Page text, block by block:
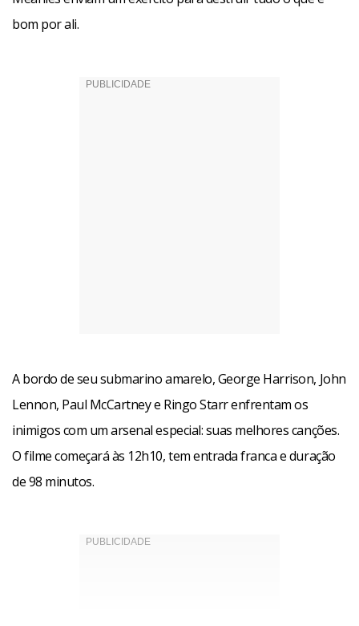
bom por ali.
A bordo de seu submarino amarelo, George Harrison, John
Lennon, Paul McCartney e Ringo Starr enfrentam os
inimigos com um arsenal especial: suas melhores canções.
O filme começará às 12h10, tem entrada franca e duração
de 98 minutos.